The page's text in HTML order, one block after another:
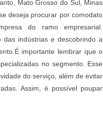
Mato Grosso do Sul, Minas
deseja procurar por comodato
do ramo empresarial.
indústrias e descobrindo a
importante lembrar que o
no segmento. Esse
do serviço, além de evitar
Assim, é possível poupar
COMODATO SEGURANÇA